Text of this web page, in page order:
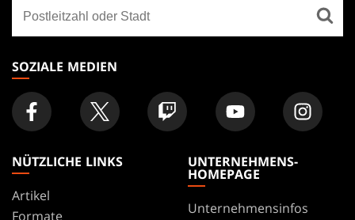
FOOTER
ein
Geschäft
SOZIALE MEDIEN
NÜTZLICHE LINKS
Artikel
Formate
UNTERNEHMENS-
HOMEPAGE
Unternehmensinfos